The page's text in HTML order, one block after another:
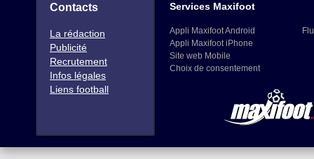
Contacts
La rédaction
Publicité
Recrutement
Infos légales
Liens football
Services Maxifoot
Appli Maxifoot Android
Appli Maxifoot iPhone
Site web Mobile
Choix de consentement